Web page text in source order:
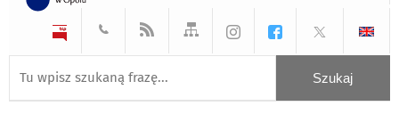
czarnymczarnymżółtym